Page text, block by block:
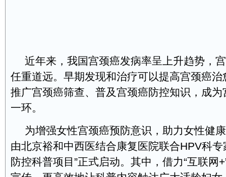
近年来，我国宫颈癌发病率呈上升趋势，
任重道远。早期发现和治疗可以提高宫颈癌
推广宫颈癌筛查、普及宫颈癌防控知识，成
一环。
为增强女性宫颈癌预防意识，助力女性健
由北京裕和中西医结合康复医院联合HPV科专
防控科普项目”正式启动。其中，借力“互联网